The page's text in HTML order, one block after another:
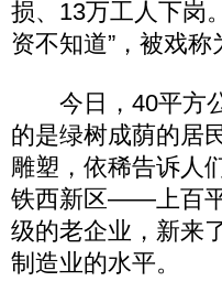
损、13万工人下岗
资不知道”，被戏称
今日，40平方公
的是绿树成荫的居
雕塑，依稀告诉人
铁西新区——上百
级的老企业，新来
制造业的水平。